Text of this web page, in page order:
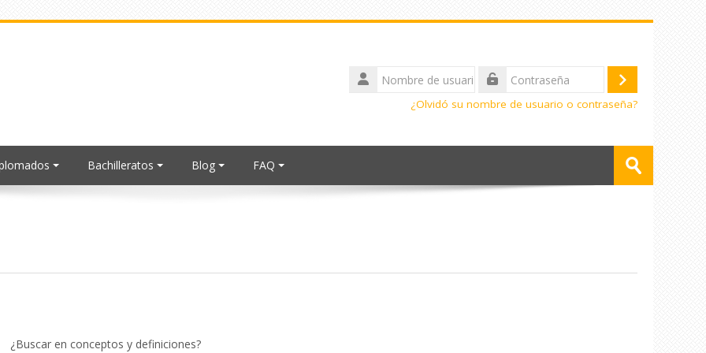
Nombre
de
Acceder
¿Olvidó su nombre de usuario o contraseña?
Bachilleratos Blog FAQ Enviar
¿Buscar en conceptos y definiciones?